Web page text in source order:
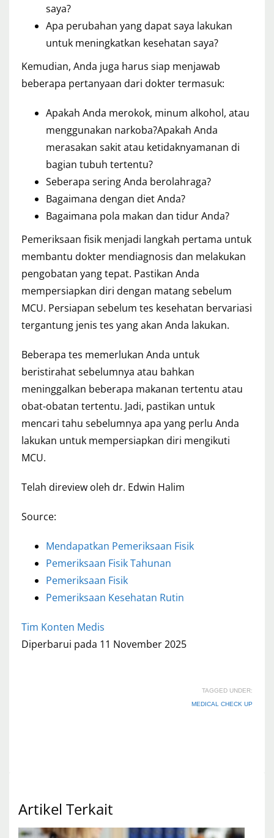
saya?
Apa perubahan yang dapat saya lakukan
untuk meningkatkan kesehatan saya?
Kemudian, Anda juga harus siap menjawab
beberapa pertanyaan dari dokter termasuk:
Apakah Anda merokok, minum alkohol, atau
menggunakan narkoba?Apakah Anda
merasakan sakit atau ketidaknyamanan di
bagian tubuh tertentu?
Seberapa sering Anda berolahraga?
Bagaimana dengan diet Anda?
Bagaimana pola makan dan tidur Anda?
Pemeriksaan fisik menjadi langkah pertama untuk
membantu dokter mendiagnosis dan melakukan
pengobatan yang tepat. Pastikan Anda
mempersiapkan diri dengan matang sebelum
MCU. Persiapan sebelum tes kesehatan bervariasi
tergantung jenis tes yang akan Anda lakukan.
Beberapa tes memerlukan Anda untuk
beristirahat sebelumnya atau bahkan
meninggalkan beberapa makanan tertentu atau
obat-obatan tertentu. Jadi, pastikan untuk
mencari tahu sebelumnya apa yang perlu Anda
lakukan untuk mempersiapkan diri mengikuti
MCU.
Telah direview oleh dr. Edwin Halim
Source:
Mendapatkan Pemeriksaan Fisik
Pemeriksaan Fisik Tahunan
Pemeriksaan Fisik
Pemeriksaan Kesehatan Rutin
Tim Konten Medis
Diperbarui pada 11 November 2025
TAGGED UNDER:
MEDICAL CHECK UP
Artikel Terkait